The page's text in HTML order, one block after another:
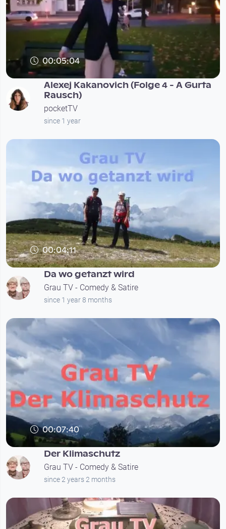
00:05:04
Alexej Kakanovich (Folge 4 - A Gurta
Rausch)
pocketTV
since 1 year
00:04:11
Da wo getanzt wird
Grau TV - Comedy & Satire
since 1 year 8 months
00:07:40
Der Klimaschutz
Grau TV - Comedy & Satire
since 2 years 2 months